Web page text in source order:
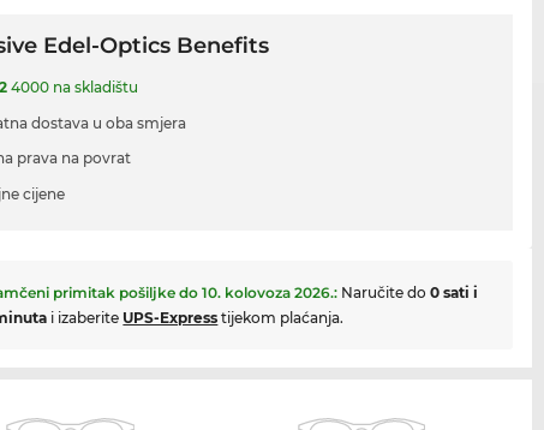
Edel-Optics Benefits
4000 na skladištu
dostava u oba smjera
prava na povrat
cijene
primitak pošiljke do10. kolovoza 2026.: Naručite do0 sati i
i izaberite UPS-Express tijekom plaćanja.